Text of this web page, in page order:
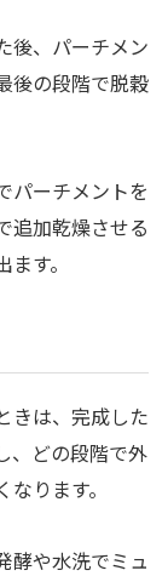
後、パーチメン
後の段階で脱穀
パーチメントを
追加乾燥させる
す。
きは、完成した
、どの段階で外
ります。
酵や水洗でミュ